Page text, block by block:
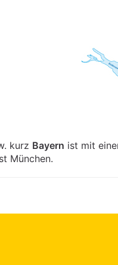
kurz Bayern ist mit
München.